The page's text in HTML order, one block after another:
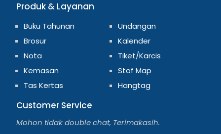
Produk & Layanan
Buku Tahunan
Brosur
Nota
Kemasan
Tas Kertas
Undangan
Kalender
Tiket/Karcis
Stof Map
Hangtag
Customer Service
Mohon tidak double chat, Terimakasih.